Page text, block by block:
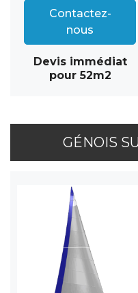
Contactez-
nous
Devis immédiat
pour 52m2
GÉNOIS